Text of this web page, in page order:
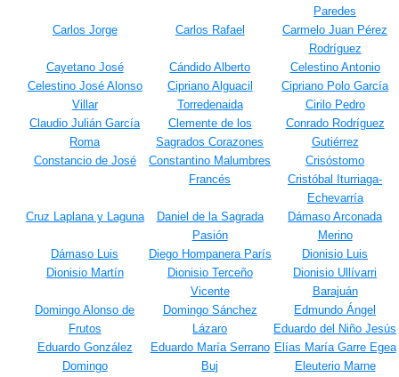
Paredes
Carlos Jorge
Carlos Rafael
Carmelo Juan Pérez
Rodríguez
Cayetano José
Cándido Alberto
Celestino Antonio
Celestino José Alonso
Villar
Cipriano Alguacil
Torredenaida
Cipriano Polo García
Cirilo Pedro
Claudio Julián García
Roma
Clemente de los
Sagrados Corazones
Conrado Rodríguez
Gutiérrez
Constancio de José
Constantino Malumbres
Francés
Crisóstomo
Cristóbal Iturriaga-
Echevarría
Cruz Laplana y Laguna
Daniel de la Sagrada
Pasión
Dámaso Arconada
Merino
Dámaso Luis
Diego Hompanera París
Dionisio Luis
Dionisio Martín
Dionisio Terceño
Vicente
Dionisio Ullívarri
Barajuán
Domingo Alonso de
Frutos
Domingo Sánchez
Lázaro
Edmundo Ángel
Eduardo del Niño Jesús
Eduardo González
Domingo
Eduardo María Serrano
Buj
Elías María Garre Egea
Eleuterio Marne